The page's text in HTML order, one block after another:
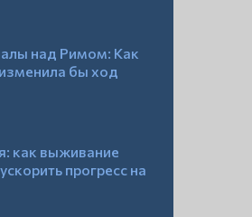
над Римом: Как
бы ход
как выживание
прогресс на